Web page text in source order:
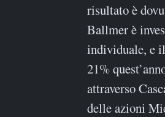
risultato è
Ballmer è
individuale, e
21%
attraverso
delle azioni